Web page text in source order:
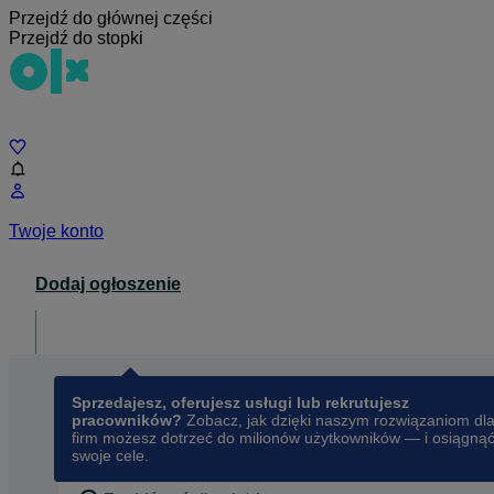
Przejdź do głównej części
Przejdź do stopki
Twoje konto
Dodaj ogłoszenie
Sprzedajesz, oferujesz usługi lub rekrutujesz
pracowników? Zobacz, jak dzięki naszym rozwiązaniom dla
firm możesz dotrzeć do milionów użytkowników — i osiągnąć
swoje cele.